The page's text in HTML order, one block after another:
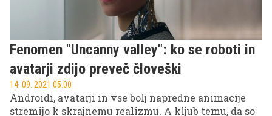
Fenomen "Uncanny valley": ko se roboti in
avatarji zdijo preveč človeški
14. 09. 2021 05.00
Androidi, avatarji in vse bolj napredne animacije
stremijo k skrajnemu realizmu. A kljub temu, da so